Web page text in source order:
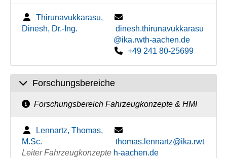
Thirunavukkarasu,
Dinesh, Dr.-Ing.
dinesh.thirunavukkarasu
@ika.rwth-aachen.de
+49 241 80-25699
Forschungsbereiche
Forschungsbereich Fahrzeugkonzepte & HMI
Lennartz, Thomas,
M.Sc.
Leiter Fahrzeugkonzepte
thomas.lennartz@ika.rwt
h-aachen.de